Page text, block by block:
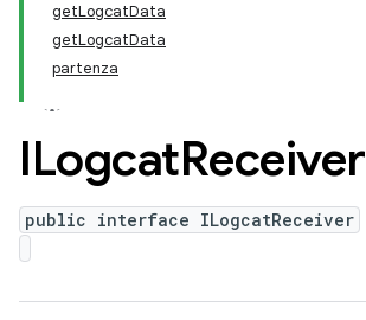
getLogcatData
getLogcatData
partenza
ILogcatReceiver
public interface ILogcatReceiver